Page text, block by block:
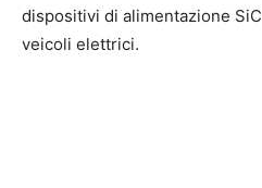
dispositivi di alimentazione
veicoli elettrici.